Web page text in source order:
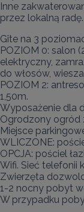
Inne
przez lokalną radę.
Gîte na 3
POZIOM 0: salon
elektryczny,
do włosów,
POZIOM 2:
1,50m.
Wyposażenie dla
Ogrodzony ogród
Miejsce
WLICZONE:
OPCJA: pościel
Wifi. Sieć telefonii
Zwierzęta
1-2 nocny pobyt
W przypadku